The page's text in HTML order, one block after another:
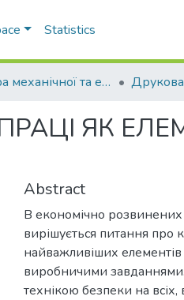
Statistics
Кафедра механічної та електричної інженерії
ЯК
Abstract
В економічно розвинених
вирішується питання про
найважливіших
виробничими завданнями.
технікою безпеки на